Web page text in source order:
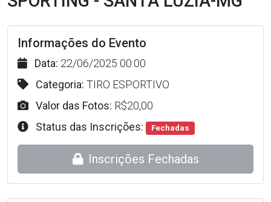
Informações do Evento
Data: 22/06/2025 00:00
Categoria: TIRO ESPORTIVO
Valor das Fotos: R$20,00
Status das Inscrições:
Fechadas
Inscrições Fechadas